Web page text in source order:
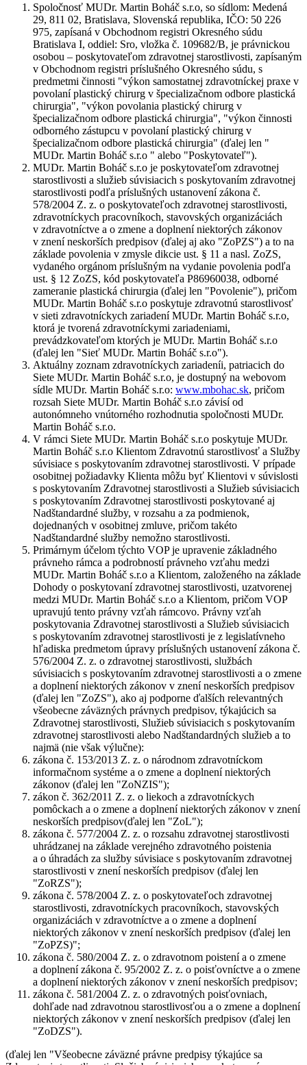
Spoločnosť MUDr. Martin Boháč s.r.o, so sídlom: Medená
29, 811 02, Bratislava, Slovenská republika, IČO: 50 226
975, zapísaná v Obchodnom registri Okresného súdu
Bratislava I, oddiel: Sro, vložka č. 109682/B, je právnickou
osobou – poskytovateľom zdravotnej starostlivosti, zapísaným
v Obchodnom registri príslušného Okresného súdu, s
predmetmi činnosti "výkon samostatnej zdravotníckej praxe v
povolaní plastický chirurg v špecializačnom odbore plastická
chirurgia", "výkon povolania plastický chirurg v
špecializačnom odbore plastická chirurgia", "výkon činnosti
odborného zástupcu v povolaní plastický chirurg v
špecializačnom odbore plastická chirurgia" (ďalej len "
MUDr. Martin Boháč s.r.o " alebo "Poskytovateľ").
MUDr. Martin Boháč s.r.o je poskytovateľom zdravotnej
starostlivosti a služieb súvisiacich s poskytovaním zdravotnej
starostlivosti podľa príslušných ustanovení zákona č.
578/2004 Z. z. o poskytovateľoch zdravotnej starostlivosti,
zdravotníckych pracovníkoch, stavovských organizáciách
v zdravotníctve a o zmene a doplnení niektorých zákonov
v znení neskorších predpisov (ďalej aj ako "ZoPZS") a to na
základe povolenia v zmysle dikcie ust. § 11 a nasl. ZoZS,
vydaného orgánom príslušným na vydanie povolenia podľa
ust. § 12 ZoZS, kód poskytovateľa P86960038, odborné
zameranie plastická chirurgia (ďalej len "Povolenie"), pričom
MUDr. Martin Boháč s.r.o poskytuje zdravotnú starostlivosť
v sieti zdravotníckych zariadení MUDr. Martin Boháč s.r.o,
ktorá je tvorená zdravotníckymi zariadeniami,
prevádzkovateľom ktorých je MUDr. Martin Boháč s.r.o
(ďalej len "Sieť MUDr. Martin Boháč s.r.o").
Aktuálny zoznam zdravotníckych zariadeníi, patriacich do
Siete MUDr. Martin Boháč s.r.o, je dostupný na webovom
sídle MUDr. Martin Boháč s.r.o: www.mbohac.sk, pričom
rozsah Siete MUDr. Martin Boháč s.r.o závisí od
autonómneho vnútorného rozhodnutia spoločnosti MUDr.
Martin Boháč s.r.o.
V rámci Siete MUDr. Martin Boháč s.r.o poskytuje MUDr.
Martin Boháč s.r.o Klientom Zdravotnú starostlivosť a Služby
súvisiace s poskytovaním zdravotnej starostlivosti. V prípade
osobitnej požiadavky Klienta môžu byť Klientovi v súvislosti
s poskytovaním Zdravotnej starostlivosti a Služieb súvisiacich
s poskytovaním Zdravotnej starostlivosti poskytované aj
Nadštandardné služby, v rozsahu a za podmienok,
dojednaných v osobitnej zmluve, pričom takéto
Nadštandardné služby nemožno starostlivosti.
Primárnym účelom týchto VOP je upravenie základného
právneho rámca a podrobností právneho vzťahu medzi
MUDr. Martin Boháč s.r.o a Klientom, založeného na základe
Dohody o poskytovaní zdravotnej starostlivosti, uzatvorenej
medzi MUDr. Martin Boháč s.r.o a Klientom, pričom VOP
upravujú tento právny vzťah rámcovo. Právny vzťah
poskytovania Zdravotnej starostlivosti a Služieb súvisiacich
s poskytovaním zdravotnej starostlivosti je z legislatívneho
hľadiska predmetom úpravy príslušných ustanovení zákona č.
576/2004 Z. z. o zdravotnej starostlivosti, službách
súvisiacich s poskytovaním zdravotnej starostlivosti a o zmene
a doplnení niektorých zákonov v znení neskorších predpisov
(ďalej len "ZoZS"), ako aj podporne ďalších relevantných
všeobecne záväzných právnych predpisov, týkajúcich sa
Zdravotnej starostlivosti, Služieb súvisiacich s poskytovaním
zdravotnej starostlivosti alebo Nadštandardných služieb a to
najmä (nie však výlučne):
zákona č. 153/2013 Z. z. o národnom zdravotníckom
informačnom systéme a o zmene a doplnení niektorých
zákonov (ďalej len "ZoNZIS");
zákon č. 362/2011 Z. z. o liekoch a zdravotníckych
pomôckach a o zmene a doplnení niektorých zákonov v znení
neskorších predpisov(ďalej len "ZoL");
zákona č. 577/2004 Z. z. o rozsahu zdravotnej starostlivosti
uhrádzanej na základe verejného zdravotného poistenia
a o úhradách za služby súvisiace s poskytovaním zdravotnej
starostlivosti v znení neskorších predpisov (ďalej len
"ZoRZS");
zákona č. 578/2004 Z. z. o poskytovateľoch zdravotnej
starostlivosti, zdravotníckych pracovníkoch, stavovských
organizáciách v zdravotníctve a o zmene a doplnení
niektorých zákonov v znení neskorších predpisov (ďalej len
"ZoPZS)";
zákona č. 580/2004 Z. z. o zdravotnom poistení a o zmene
a doplnení zákona č. 95/2002 Z. z. o poisťovníctve a o zmene
a doplnení niektorých zákonov v znení neskorších predpisov;
zákona č. 581/2004 Z. z. o zdravotných poisťovniach,
dohľade nad zdravotnou starostlivosťou a o zmene a doplnení
niektorých zákonov v znení neskorších predpisov (ďalej len
"ZoDZS").
(ďalej len "Všeobecne záväzné právne predpisy týkajúce sa